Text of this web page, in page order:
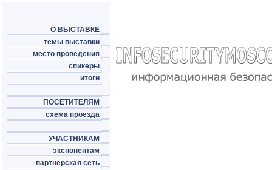
О ВЫСТАВКЕ
темы выставки
место проведения
спикеры
итоги
ПОСЕТИТЕЛЯМ
схема проезда
УЧАСТНИКАМ
экспонентам
партнерская сеть